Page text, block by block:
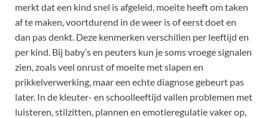
merkt dat een kind snel is afgeleid, moeite heeft om taken
af te maken, voortdurend in de weer is of eerst doet en
dan pas denkt. Deze kenmerken verschillen per leeftijd en
per kind. Bij baby’s en peuters kun je soms vroege signalen
zien, zoals veel onrust of moeite met slapen en
prikkelverwerking, maar een echte diagnose gebeurt pas
later. In de kleuter- en schoolleeftijd vallen problemen met
luisteren, stilzitten, plannen en emotieregulatie vaker op,